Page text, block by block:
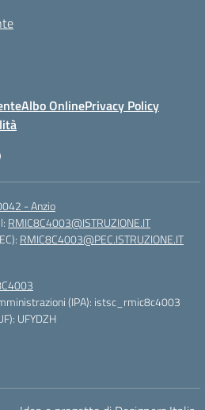
Albo OnlinePrivacy Policy
- Anzio
RMIC8C4003@ISTRUZIONE.IT
RMIC8C4003@PEC.ISTRUZIONE.IT
(IPA): istsc_rmic8c4003
UFYDZH